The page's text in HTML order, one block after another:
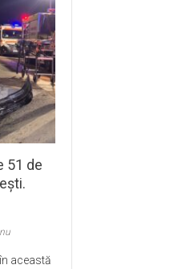
51 de
această